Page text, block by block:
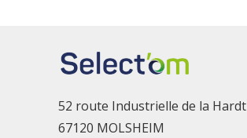
52 route Industrielle de la Hardt
67120 MOLSHEIM